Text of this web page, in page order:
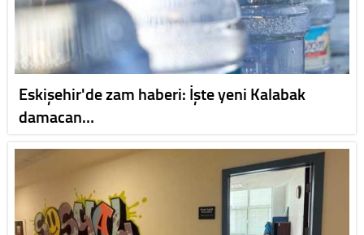
Eskişehir'de zam haberi: İşte yeni Kalabak
damacan…